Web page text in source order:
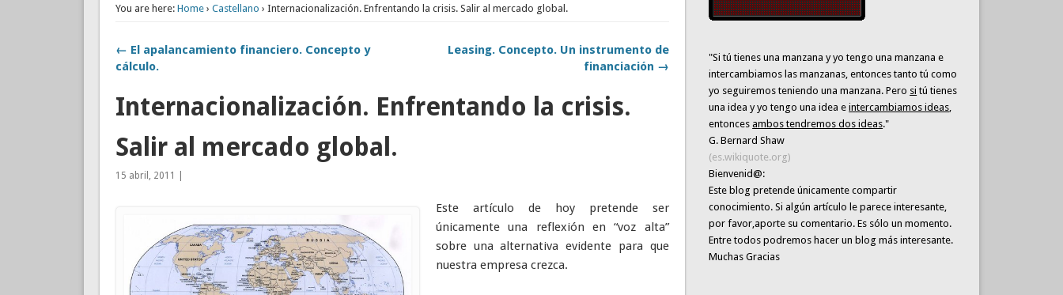
You are here: Home› Castellano › Internacionalización. Enfrentando la crisis. Salir al mercado global.
← El apalancamiento financiero. Concepto y
cálculo.
Leasing. Concepto. Un instrumento de
financiación →
Internacionalización. Enfrentando la crisis.
Salir al mercado global.
15 abril, 2011 |
Este artículo de hoy pretende ser
únicamente una reflexión en “voz alta”
sobre una alternativa evidente para que
nuestra empresa crezca.
"Si tú tienes una manzana y yo tengo una manzana e
intercambiamos las manzanas, entonces tanto tú como
yo seguiremos teniendo una manzana. Pero si tú tienes
una idea y yo tengo una idea eintercambiamos ideas,
entoncesambos tendremos dos ideas."
G. Bernard Shaw
(es.wikiquote.org)
Bienvenid@:
Este blog pretende únicamentecompartir
conocimiento. Si algún artículo le parece interesante,
por favor,aporte su comentario. Es sólo un momento.
Entre todos podremos hacer un blog más interesante.
Muchas Gracias